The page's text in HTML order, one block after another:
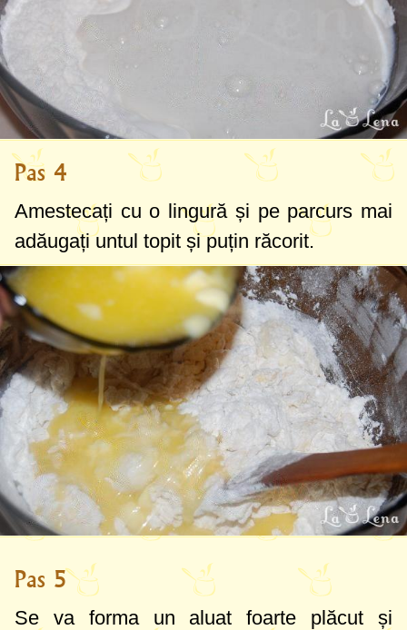
Pas 4
Amestecați cu o lingură și pe parcurs mai
adăugați untul topit și puțin răcorit.
Pas 5
Se va forma un aluat foarte plăcut și